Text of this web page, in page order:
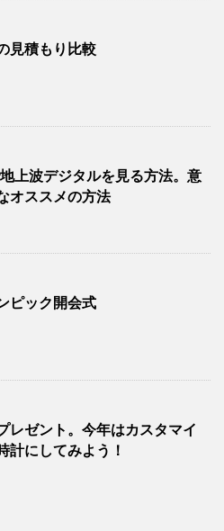
見積もり比較
上波デジタルを見る方法。意
オススメの方法
ピック開会式
レゼント。今年はカスタマイ
計にしてみよう！